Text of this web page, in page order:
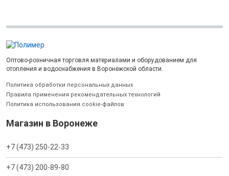
Оптово-розничная торговля материалами и оборудованием для
отопления и водоснабжения в Воронежской области.
Политика обработки персональных данных
Правила применения рекомендательных технологий
Политика использования cookie-файлов
Магазин в Воронеже
+7 (473) 250-22-33
+7 (473) 200-89-80